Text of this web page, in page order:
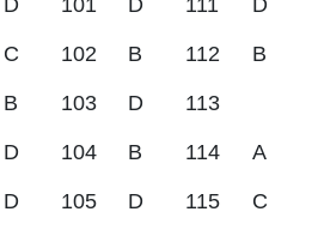
D 101 D 111 D
C 102 B 112 B
B 103 D 113
D 104 B 114 A
D 105 D 115 C